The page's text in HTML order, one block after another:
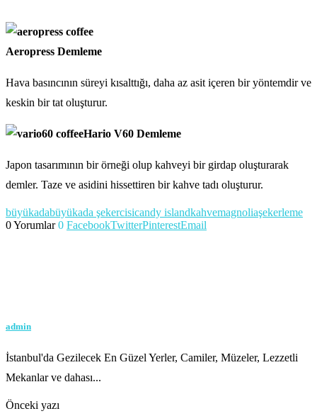
Aeropress Demleme
Hava basıncının süreyi kısalttığı, daha az asit içeren bir yöntemdir ve
keskin bir tat oluşturur.
Hario V60 Demleme
Japon tasarımının bir örneği olup kahveyi bir girdap oluşturarak
demler. Taze ve asidini hissettiren bir kahve tadı oluşturur.
büyükadabüyükada şekercisicandy islandkahvemagnoliaşekerleme
0 Yorumlar 0 FacebookTwitterPinterestEmail
admin
İstanbul'da Gezilecek En Güzel Yerler, Camiler, Müzeler, Lezzetli
Mekanlar ve dahası...
Önceki yazı